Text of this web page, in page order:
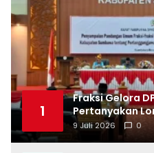
1
Fraksi Gelora
Pertanyakan
9 Juli 2026 0